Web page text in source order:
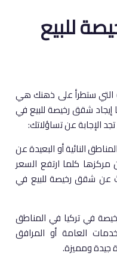
للبيع
التي ستطرأ على ذهنك هي
إيجاد شقق رخيصة للبيع في
الإجابة عن تساؤلاتك:
النائية أو البعيدة عن
مركزها كلما ارتفع السعر
عن شقق رخيصة للبيع في
في تركيا في المناطق
العامة أو المرافق
جيدة ومميزة.